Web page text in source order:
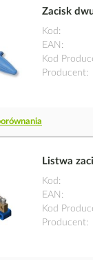
Zacisk
Kod
EAN
Kod
Producent
Listwa
Kod
EAN
Kod
Producent